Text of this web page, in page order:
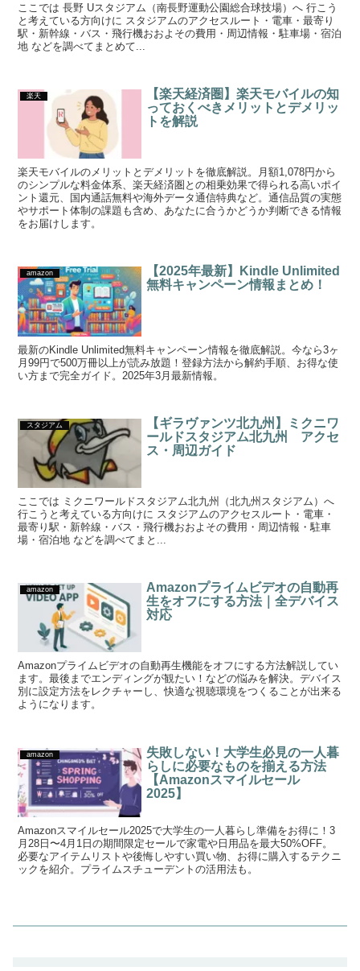
ここでは 長野 Uスタジアム（南長野運動公園総合球技場）へ 行こう
と考えている方向けに スタジアムのアクセスルート・電車・最寄り
駅・新幹線・バス・飛行機おおよその費用・周辺情報・駐車場・宿泊
地 などを調べてまとめて...
楽天
【楽天経済圏】楽天モバイルの知
っておくべきメリットとデメリッ
トを解説
楽天モバイルのメリットとデメリットを徹底解説。月額1,078円から
のシンプルな料金体系、楽天経済圏との相乗効果で得られる高いポイ
ント還元、国内通話無料や海外データ通信特典など。通信品質の実態
やサポート体制の課題も含め、あなたに合うかどうか判断できる情報
をお届けします。
amazon
【2025年最新】Kindle Unlimited
無料キャンペーン情報まとめ！
最新のKindle Unlimited無料キャンペーン情報を徹底解説。今なら3ヶ
月99円で500万冊以上が読み放題！登録方法から解約手順、お得な使
い方まで完全ガイド。2025年3月最新情報。
スタジアム
【ギラヴァンツ北九州】ミクニワ
ールドスタジアム北九州 アクセ
ス・周辺ガイド
ここでは ミクニワールドスタジアム北九州（北九州スタジアム）へ
行こうと考えている方向けに スタジアムのアクセスルート・電車・
最寄り駅・新幹線・バス・飛行機おおよその費用・周辺情報・駐車
場・宿泊地 などを調べてまと...
amazon
Amazonプライムビデオの自動再
生をオフにする方法｜全デバイス
対応
Amazonプライムビデオの自動再生機能をオフにする方法解説してい
ます。最後までエンディングが観たい！などの悩みを解決。デバイス
別に設定方法をレクチャーし、快適な視聴環境をつくることが出来る
ようになります。
amazon
失敗しない！大学生必見の一人暮
らしに必要なものを揃える方法
【Amazonスマイルセール
2025】
Amazonスマイルセール2025で大学生の一人暮らし準備をお得に！3
月28日〜4月1日の期間限定セールで家電や日用品を最大50%OFF。
必要なアイテムリストや後悔しやすい買い物、お得に購入するテクニ
ックを紹介。プライムスチューデントの活用法も。